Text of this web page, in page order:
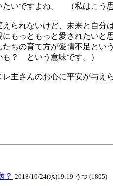
たいですよね。 （私はこう思
られないけど、未来と自分
もっともっと愛されたいと
たちの育て方が愛情不足と
も？ という意味です。）
主さんのお心に平安が与え
？ 2018/10/24(水)19:19 うつ (1805)